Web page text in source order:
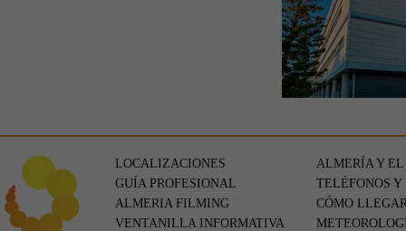
LOCALIZACIONES
GUÍA PROFESIONAL
ALMERIA FILMING
VENTANILLA INFORMATIVA
ALMERÍA Y EL
TELÉFONOS Y
CÓMO